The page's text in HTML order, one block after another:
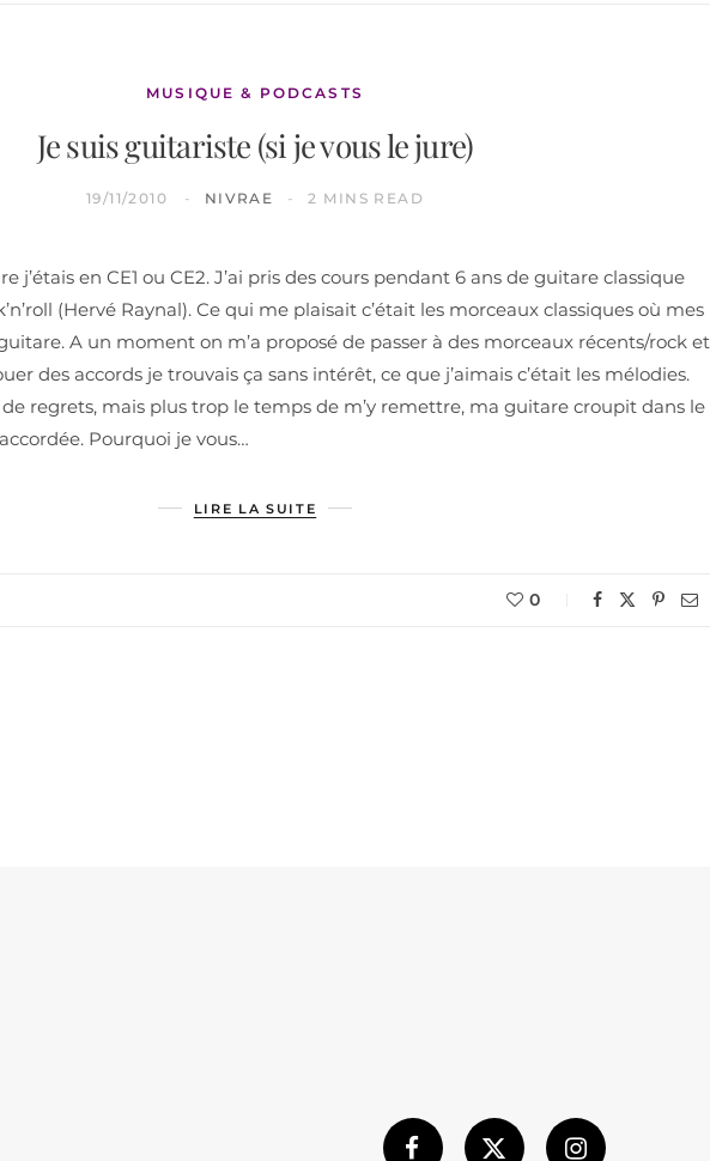
MUSIQUE & PODCASTS
Je suis guitariste (si je vous le jure)
19/11/2010 NIVRAE 2 MINS READ
j’étais en CE1 ou CE2. J’ai pris des cours pendant 6 ans de guitare classique
(Hervé Raynal). Ce qui me plaisait c’était les morceaux classiques où mes
A un moment on m’a proposé de passer à des morceaux récents/rock et
des accords je trouvais ça sans intérêt, ce que j’aimais c’était les mélodies.
regrets, mais plus trop le temps de m’y remettre, ma guitare croupit dans le
Pourquoi je vous…
LIRE LA SUITE
0